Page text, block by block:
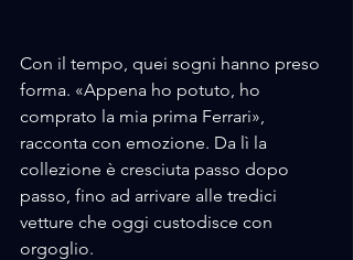
Con il tempo, quei sogni hanno preso
forma. «Appena ho potuto, ho
comprato la mia prima Ferrari»,
racconta con emozione. Da lì la
collezione è cresciuta passo dopo
passo, fino ad arrivare alle tredici
vetture che oggi custodisce con
orgoglio.